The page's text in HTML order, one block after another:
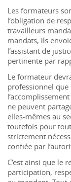
Les formateurs
l’obligation de
travailleurs
mandats, ils
l’assistant de
pertinente par
Le formateur
professionnel que
ne peuvent
elles-mêmes au
toutefois pour
strictement
confiée par
C’est ainsi que le
participation,